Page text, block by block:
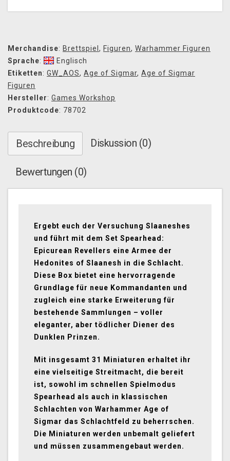
Merchandise: Brettspiel , Figuren, Warhammer Figuren
Sprache:
Englisch
Etiketten: GW_AOS, Age of Sigmar, Age of Sigmar
Figuren
Hersteller: Games Workshop
Produktcode: 78702
Beschreibung Diskussion (0)
Bewertungen (0)
Ergebt euch der Versuchung Slaaneshes
und führt mit dem Set Spearhead:
Epicurean Revellers eine Armee der
Hedonites of Slaanesh in die Schlacht.
Diese Box bietet eine hervorragende
Grundlage für neue Kommandanten und
zugleich eine starke Erweiterung für
bestehende Sammlungen – voller
eleganter, aber tödlicher Diener des
Dunklen Prinzen.
Mit insgesamt 31 Miniaturen erhaltet ihr
eine vielseitige Streitmacht, die bereit
ist, sowohl im schnellen Spielmodus
Spearhead als auch in klassischen
Schlachten von Warhammer Age of
Sigmar das Schlachtfeld zu beherrschen.
Die Miniaturen werden unbemalt geliefert
und müssen zusammengebaut werden.